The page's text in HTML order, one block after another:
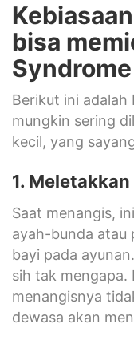
bisa
Berikut ini
mungkin sering
kecil, yang
1.
Saat menangis,
ayah-bunda atau
bayi pada
sih tak mengapa.
menangisnya
dewasa akan